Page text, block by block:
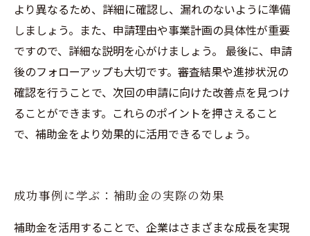
より異なるため、詳細に確認し、漏れのないように準備
しましょう。また、申請理由や事業計画の具体性が重要
ですので、詳細な説明を心がけましょう。 最後に、申請
後のフォローアップも大切です。審査結果や進捗状況の
確認を行うことで、次回の申請に向けた改善点を見つけ
ることができます。これらのポイントを押さえること
で、補助金をより効果的に活用できるでしょう。
成功事例に学ぶ：補助金の実際の効果
補助金を活用することで、企業はさまざまな成長を実現